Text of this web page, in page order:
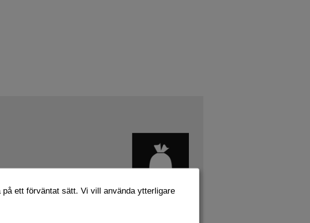
ett förväntat sätt. Vi vill använda ytterligare